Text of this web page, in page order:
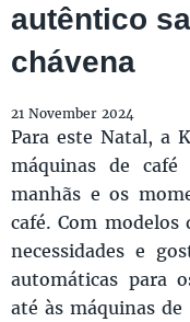
autêntico
chávena
21 November 2024
Para este Natal, a
máquinas de
manhãs e os
café. Com
necessidades e
automáticas para
até às máquinas